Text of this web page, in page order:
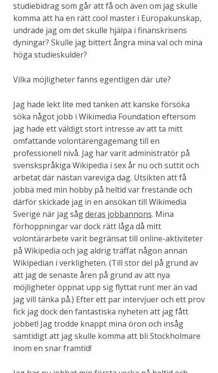
studiebidrag som går att få och även om jag skulle
komma att ha en rätt cool master i Europakunskap,
undrade jag om det skulle hjälpa i finanskrisens
dyningar? Skulle jag bittert ångra mina val och mina
höga studieskulder?
Vilka möjligheter fanns egentligen där ute?
Jag hade lekt lite med tanken att kanske försöka
söka något jobb i Wikimedia Foundation eftersom
jag hade ett väldigt stort intresse av att ta mitt
omfattande volontärengagemang till en
professionell nivå. Jag har varit administratör på
svenskspråkiga Wikipedia i sex år nu och suttit och
arbetat där nästan vareviga dag. Utsikten att få
jobba med min hobby på heltid var frestande och
därför skickade jag in en ansökan till Wikimedia
Sverige när jag sågderas jobbannons. Mina
förhoppningar var dock rätt låga då mitt
volontärarbete varit begränsat till online-aktiviteter
på Wikipedia och jag aldrig träffat någon annan
Wikipedian i verkligheten. (Till stor del på grund av
att jag de senaste åren på grund av att nya
möjligheter öppnat upp sig flyttat runt mer än vad
jag vill tänka på.) Efter ett par intervjuer och ett prov
fick jag dock den fantastiska nyheten att jag fått
jobbet! Jag trodde knappt mina öron och insåg
samtidigt att jag skulle komma att bli Stockholmare
inom en snar framtid!